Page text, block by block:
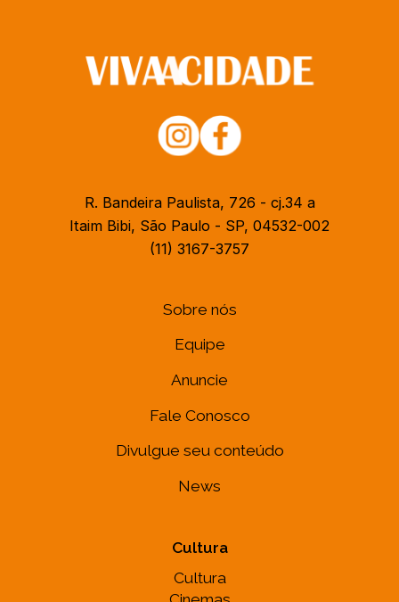
R. Bandeira Paulista, 726 - cj.34 a
Itaim Bibi, São Paulo - SP, 04532-002
(11) 3167-3757
Sobre nós
Equipe
Anuncie
Fale Conosco
Divulgue seu conteúdo
News
Cultura
Cultura